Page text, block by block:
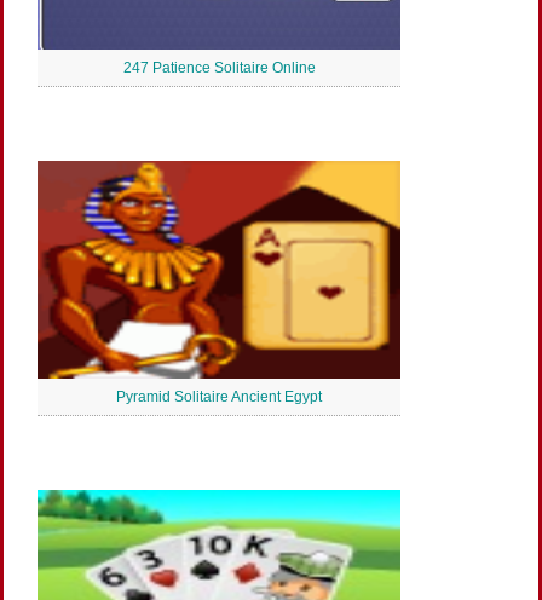
247 Patience Solitaire Online
Pyramid Solitaire Ancient Egypt